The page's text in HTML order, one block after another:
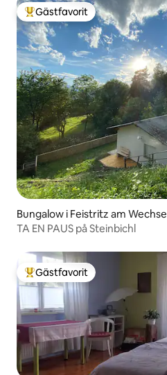
Populär gästfavorit
Gästfavorit
Bungalow i Feistritz am Wechsel
TA EN PAUS på Steinbichl
Populär gästfavorit
Gästfavorit